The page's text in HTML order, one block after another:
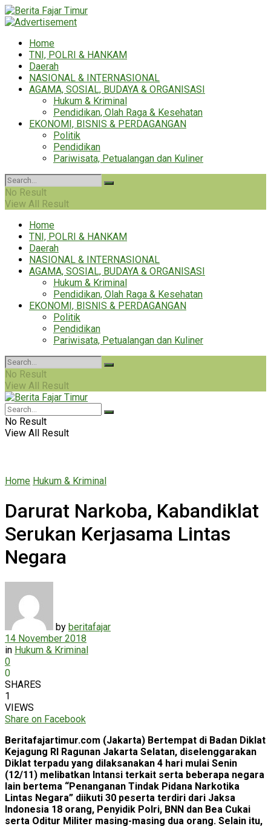
Home
TNI, POLRI & HANKAM
Daerah
NASIONAL & INTERNASIONAL
AGAMA, SOSIAL, BUDAYA & ORGANISASI
Hukum & Kriminal
Pendidikan, Olah Raga & Kesehatan
EKONOMI, BISNIS & PERDAGANGAN
Politik
Pendidikan
Pariwisata, Petualangan dan Kuliner
No Result
View All Result
Home
TNI, POLRI & HANKAM
Daerah
NASIONAL & INTERNASIONAL
AGAMA, SOSIAL, BUDAYA & ORGANISASI
Hukum & Kriminal
Pendidikan, Olah Raga & Kesehatan
EKONOMI, BISNIS & PERDAGANGAN
Politik
Pendidikan
Pariwisata, Petualangan dan Kuliner
No Result
View All Result
No Result
View All Result
Home Hukum & Kriminal
Darurat Narkoba, Kabandiklat
Serukan Kerjasama Lintas
Negara
by beritafajar
14 November 2018
in Hukum & Kriminal
0
0
SHARES
1
VIEWS
Share on Facebook
Beritafajartimur.com (Jakarta) Bertempat di Badan Diklat
Kejagung RI Ragunan Jakarta Selatan, diselenggarakan
Diklat terpadu yang dilaksanakan 4 hari mulai Senin
(12/11) melibatkan Intansi terkait serta beberapa negara
lain bertema “Penanganan Tindak Pidana Narkotika
Lintas Negara” diikuti 30 peserta terdiri dari Jaksa
Indonesia 18 orang, Penyidik Polri, BNN dan Bea Cukai
serta Oditur Militer masing-masing dua orang. Selain itu,